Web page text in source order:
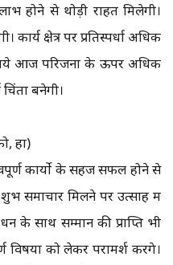
होने से थोड़ी राहत मिलेगी।
कार्य क्षेत्र पर प्रतिस्पर्धा अधिक
आज परिजनों के ऊपर अधिक
बनेगी।
हा)
कार्यो के सहज सफल होने से
समाचार मिलने पर उत्साह में
के साथ सम्मान की प्राप्ति भी
विषयों को लेकर परामर्श करेंगे।